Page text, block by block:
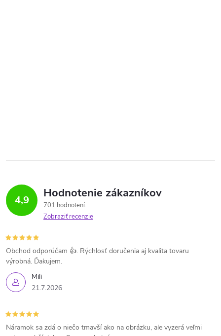
4,9 Hodnotenie zákazníkov
701 hodnotení
Zobraziť recenzie
Mili
21.7.2026
Obchod odporúčam 👍. Rýchlosť doručenia aj kvalita tovaru
výrobná. Ďakujem.
Náramok sa zdá o niečo tmavší ako na obrázku, ale vyzerá veľmi